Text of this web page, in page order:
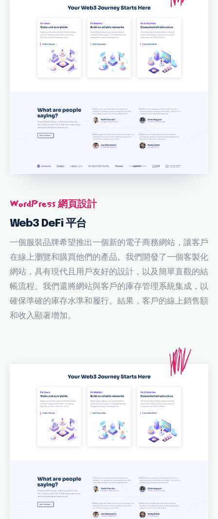
WordPress 網頁設計
Web3 DeFi 平台
一個服裝品牌希望推出一個新的電子商務網站，讓客戶
在線上瀏覽和購買他們的產品。我們開發了一個客製化
網站，具有現代且用戶友好的設計，以及簡單直觀的結
帳流程。我們還將網站與客戶的庫存管理系統集成，以
確保準確的庫存水準和履行。結果，客戶的線上銷售額
和收入顯著增加。